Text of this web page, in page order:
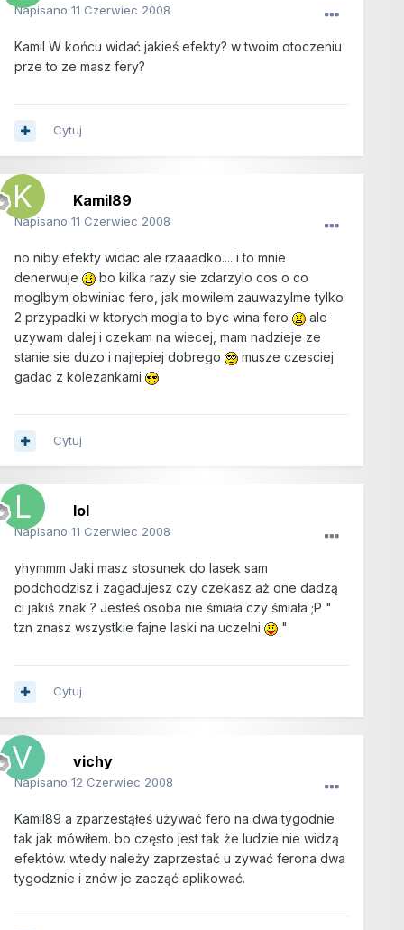
Napisano 11 Czerwiec 2008
Kamil W końcu widać jakieś efekty? w twoim otoczeniu
prze to ze masz fery?
Cytuj
Kamil89
Napisano 11 Czerwiec 2008
no niby efekty widac ale rzaaadko.... i to mnie
denerwuje
bo kilka razy sie zdarzylo cos o co
moglbym obwiniac fero, jak mowilem zauwazylme tylko
2 przypadki w ktorych mogla to byc wina fero
ale
uzywam dalej i czekam na wiecej, mam nadzieje ze
stanie sie duzo i najlepiej dobrego
musze czesciej
gadac z kolezankami
Cytuj
lol
Napisano 11 Czerwiec 2008
yhymmm Jaki masz stosunek do lasek sam
podchodzisz i zagadujesz czy czekasz aż one dadzą
ci jakiś znak ? Jesteś osoba nie śmiała czy śmiała ;P "
tzn znasz wszystkie fajne laski na uczelni
"
Cytuj
vichy
Napisano 12 Czerwiec 2008
Kamil89 a zparzestąłeś używać fero na dwa tygodnie
tak jak mówiłem. bo często jest tak że ludzie nie widzą
efektów. wtedy należy zaprzestać u zywać ferona dwa
tygodznie i znów je zacząć aplikować.